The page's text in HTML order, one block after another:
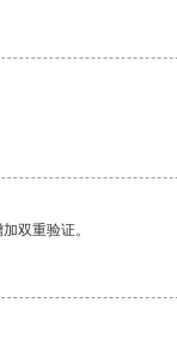
双重验证。